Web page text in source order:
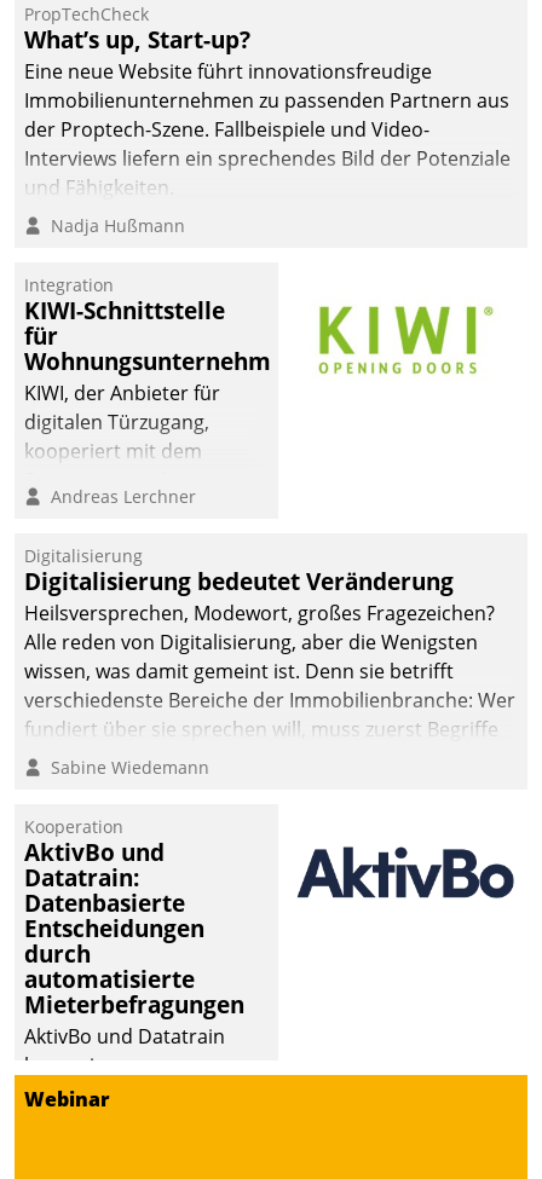
PropTechCheck
What’s up, Start-up?
Eine neue Website führt innovationsfreudige
Immobilienunternehmen zu passenden Partnern aus
der Proptech-Szene. Fallbeispiele und Video-
Interviews liefern ein sprechendes Bild der Potenziale
und Fähigkeiten.
Nadja Hußmann
Integration
KIWI-Schnittstelle
für
Wohnungsunternehmen
KIWI, der Anbieter für
digitalen Türzugang,
kooperiert mit dem
Softwareentwicklungshaus
Andreas Lerchner
Digitalisierung
Digitalisierung bedeutet Veränderung
Heilsversprechen, Modewort, großes Fragezeichen?
Alle reden von Digitalisierung, aber die Wenigsten
wissen, was damit gemeint ist. Denn sie betrifft
verschiedenste Bereiche der Immobilienbranche: Wer
fundiert über sie sprechen will, muss zuerst Begriffe
klären. Ein Aspekt ist die betriebliche Optimierung:
Einsparungen durch optimierte und automatisierte
Prozesse. Doch man darf nicht zu viel erwarten: Allein
mit der Einführung einer neuen Software ist es nicht
getan. Die Digitalisierung erfordert von Unternehmen
die Bereitschaft, sich zu überprüfen, zu hinterfragen
und zu verändern.
Sabine Wiedemann
Kooperation
AktivBo und
Datatrain:
Datenbasierte
Entscheidungen
durch
automatisierte
Mieterbefragungen
AktivBo und Datatrain
kooperieren –
Immobilienunternehmen
Webinar